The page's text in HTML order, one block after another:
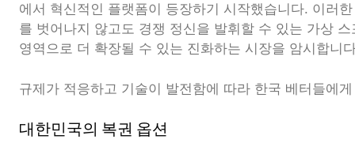
에서 혁신적인 플랫폼이 등장하기 시작했습니다. 이러
를 벗어나지 않고도 경쟁 정신을 발휘할 수 있는 가상
영역으로 더 확장될 수 있는 진화하는 시장을 암시합니
규제가 적응하고 기술이 발전함에 따라 한국 베터들에
대한민국의 복권 옵션